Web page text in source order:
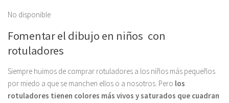
No disponible
Fomentar el dibujo en niños con
rotuladores
Siempre huimos de comprar rotuladores a los niños más pequeños
por miedo a que se manchen ellos o a nosotros. Pero los
rotuladores tienen colores más vivos y saturados que cuadran